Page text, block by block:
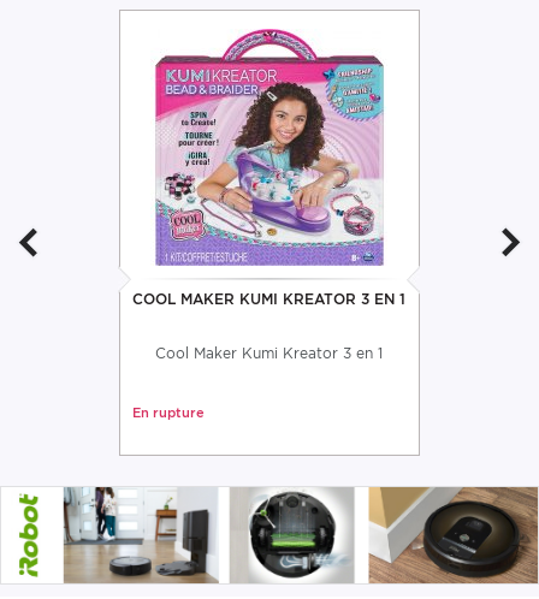
COOL MAKER KUMI KREATOR 3 EN 1
Cool Maker Kumi Kreator 3 en 1
En rupture